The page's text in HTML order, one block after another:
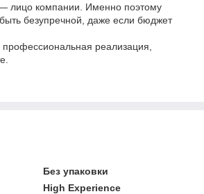
лицо компании. Именно поэтому
безупречной, даже если бюджет
реализация,
Без упаковки
High Experience